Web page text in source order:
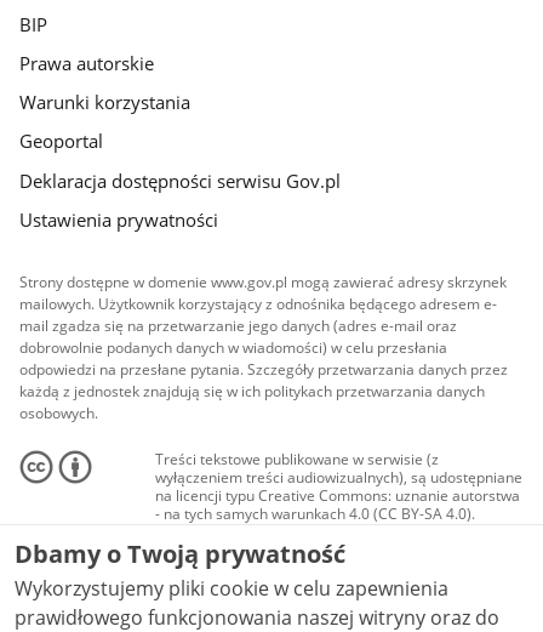
BIP
Prawa autorskie
Warunki korzystania
Geoportal
Deklaracja dostępności serwisu Gov.pl
Ustawienia prywatności
Strony dostępne w domenie www.gov.pl mogą zawierać adresy skrzynek
mailowych. Użytkownik korzystający z odnośnika będącego adresem e-
mail zgadza się na przetwarzanie jego danych (adres e-mail oraz
dobrowolnie podanych danych w wiadomości) w celu przesłania
odpowiedzi na przesłane pytania. Szczegóły przetwarzania danych przez
każdą z jednostek znajdują się w ich politykach przetwarzania danych
osobowych.
Treści tekstowe publikowane w serwisie (z
wyłączeniem treści audiowizualnych), są udostępniane
na licencji typu Creative Commons: uznanie autorstwa
- na tych samych warunkach 4.0 (CC BY-SA 4.0).
Materiały audiowizualne, w tym zdjęcia, materiały
audio i wideo, są udostępniane na licencji typu
Creative Commons: uznanie autorstwa użycie
niekomercyjne - bez utworów zależnych 4.0 (CC BY-
NC-ND 4.0), o ile nie jest to stwierdzone inaczej.
Dbamy o Twoją prywatność
Wykorzystujemy pliki cookie w celu zapewnienia
prawidłowego funkcjonowania naszej witryny oraz do